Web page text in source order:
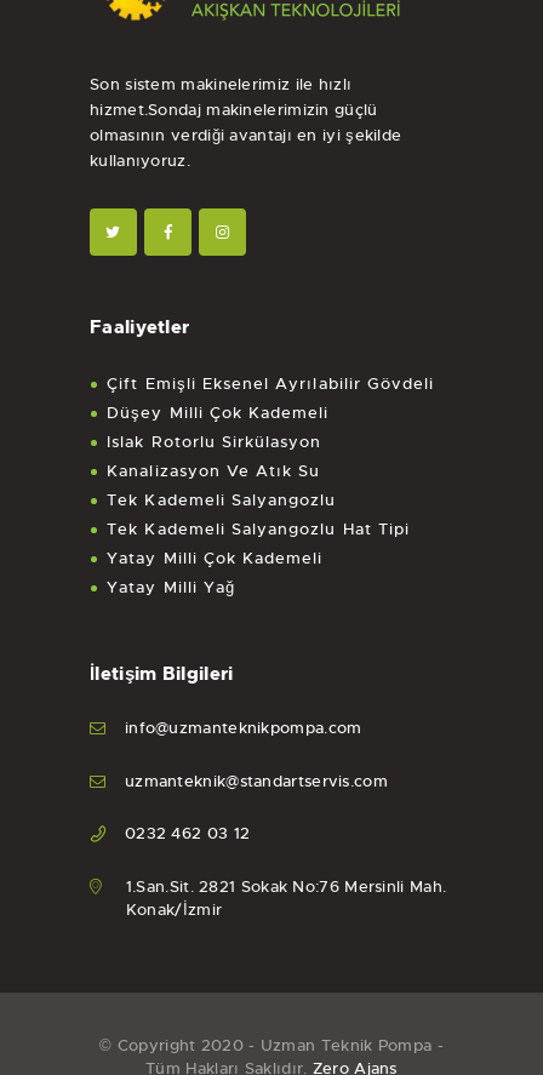
Son sistem makinelerimiz ile hızlı
hizmet.Sondaj makinelerimizin güçlü
olmasının verdiği avantajı en iyi şekilde
kullanıyoruz.
Faaliyetler
Çift Emişli Eksenel Ayrılabilir Gövdeli
Düşey Milli Çok Kademeli
Islak Rotorlu Sirkülasyon
Kanalizasyon Ve Atık Su
Tek Kademeli Salyangozlu
Tek Kademeli Salyangozlu Hat Tipi
Yatay Milli Çok Kademeli
Yatay Milli Yağ
İletişim Bilgileri
info@uzmanteknikpompa.com
uzmanteknik@standartservis.com
0232 462 03 12
1.San.Sit. 2821 Sokak No:76 Mersinli Mah.
Konak/İzmir
© Copyright 2020 - Uzman Teknik Pompa -
Tüm Hakları Saklıdır. Zero Ajans